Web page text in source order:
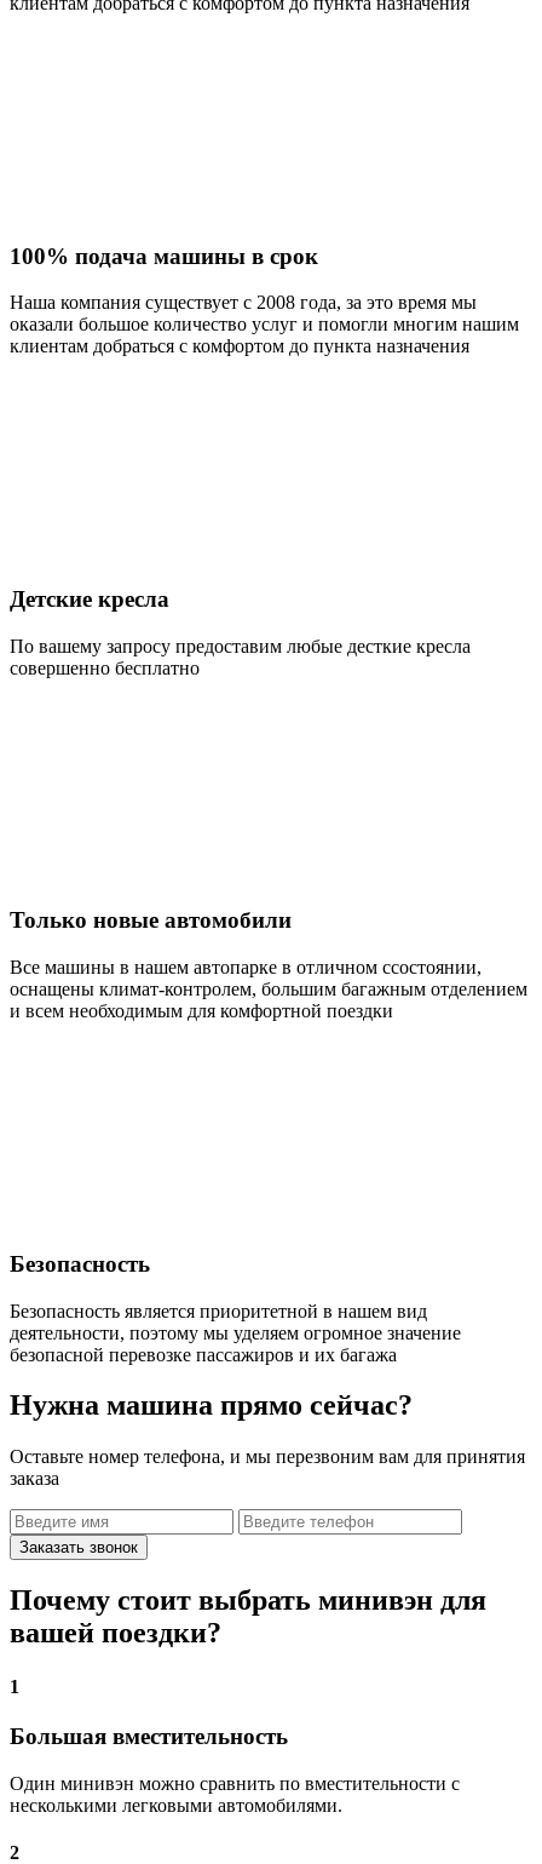
100% подача машины в срок
Наша компания существует с 2008 года, за это время мы
оказали большое количество услуг и помогли многим нашим
клиентам добраться с комфортом до пункта назначения
Детские кресла
По вашему запросу предоставим любые десткие кресла
совершенно бесплатно
Только новые автомобили
Все машины в нашем автопарке в отличном ссостоянии,
оснащены климат-контролем, большим багажным отделением
и всем необходимым для комфортной поездки
Безопасность
Безопасность является приоритетной в нашем вид
деятельности, поэтому мы уделяем огромное значение
безопасной перевозке пассажиров и их багажа
Нужна машина прямо сейчас?
Оставьте номер телефона, и мы перезвоним вам для принятия
заказа
Заказать звонок
Почему стоит выбрать минивэн для
вашей поездки?
1
Большая вместительность
Один минивэн можно сравнить по вместительности с
несколькими легковыми автомобилями.
2